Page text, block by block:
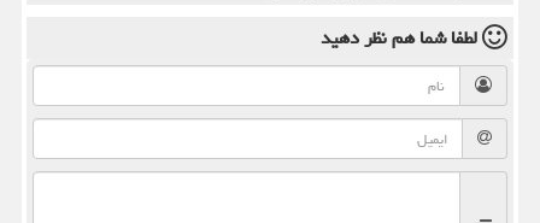
لطفا شما همنظر دهید